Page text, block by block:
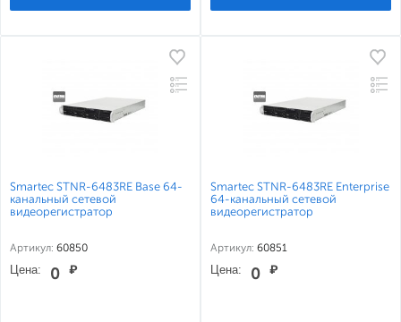
Smartec STNR-6483RE Base 64-
канальный сетевой
видеорегистратор
Артикул: 60850
Цена: 0 ₽
Smartec STNR-6483RE Enterprise
64-канальный сетевой
видеорегистратор
Артикул: 60851
Цена: 0 ₽